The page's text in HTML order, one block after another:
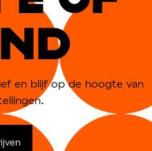
en blijf op de hoogte van